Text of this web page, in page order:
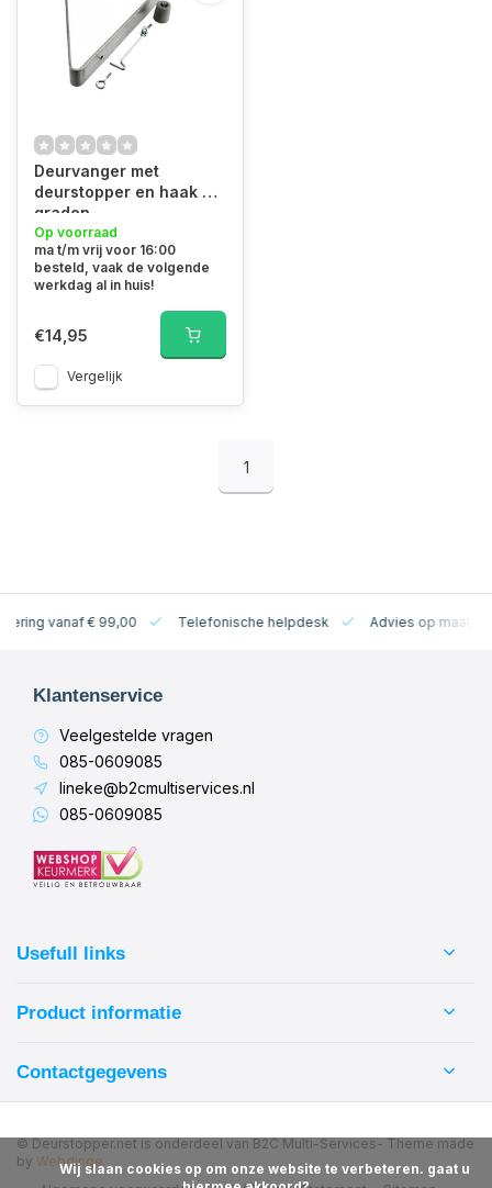
Deurvanger met
deurstopper en haak 90
graden
Op voorraad
ma t/m vrij voor 16:00
besteld, vaak de volgende
werkdag al in huis!
€14,95
Vergelijk
1
vanaf € 99,00 Telefonische helpdesk Advies op maat
Klantenservice
Veelgestelde vragen
085-0609085
lineke@b2cmultiservices.nl
085-0609085
Usefull links
Product informatie
Contactgegevens
© Deurstopper.net is onderdeel van B2C Multi-Services- Theme made
by Webdinge
            Wij slaan cookies op om onze website te verbeteren. gaat u